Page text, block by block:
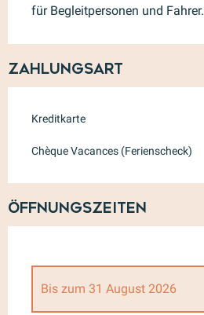
für Begleitpersonen und Fahrer.
Zahlungsart
Kreditkarte
Chèque Vacances (Ferienscheck)
Öffnungszeiten
Bis zum 31 August 2026